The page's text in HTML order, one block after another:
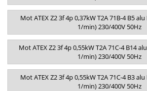
Mot ATEX Z2 3f 4p 0,37kW T2A 71B-4 B5
1/min) 230/400V 50Hz
Mot ATEX Z2 3f 4p 0,55kW T2A 71C-4 B14
1/min) 230/400V 50Hz
Mot ATEX Z2 3f 4p 0,55kW T2A 71C-4 B3
1/min) 230/400V 50Hz